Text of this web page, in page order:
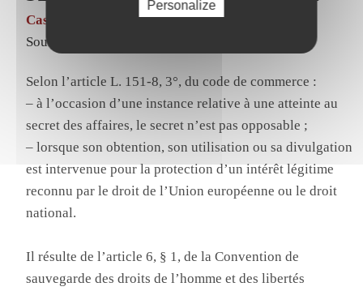
Cass., Com., 5 février 2025, n° 23-10953.
Source
Selon l’article L. 151-8, 3°, du code de commerce :
– à l’occasion d’une instance relative à une atteinte au
secret des affaires, le secret n’est pas opposable ;
– lorsque son obtention, son utilisation ou sa divulgation
est intervenue pour la protection d’un intérêt légitime
reconnu par le droit de l’Union européenne ou le droit
national.
Il résulte de l’article 6, § 1, de la Convention de
sauvegarde des droits de l’homme et des libertés
Personalize